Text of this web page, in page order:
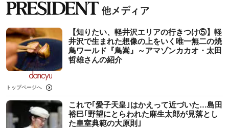
【知りたい、軽井沢エリアの行きつけ⑤】軽
井沢で生まれた想像の上をいく唯一無二の焼
鳥ワールド『鳥嵩』～アマゾンカカオ・太田
哲雄さんの紹介
トップページへ
これで｢愛子天皇｣はかえって近づいた…島田
裕巳｢野望にとらわれた麻生太郎が見落とし
た皇室典範の大原則｣